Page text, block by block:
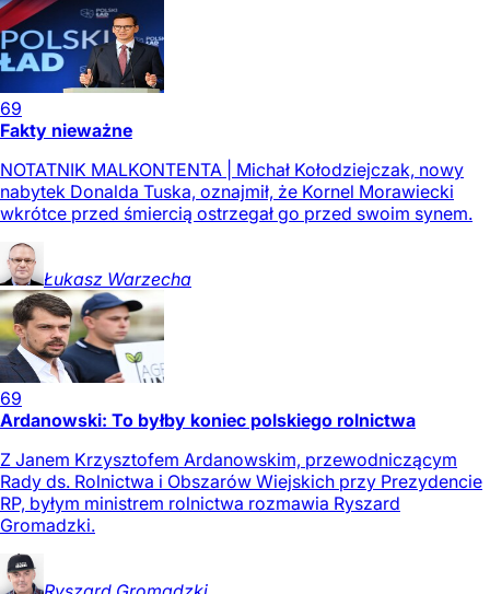
69
Fakty nieważne
NOTATNIK MALKONTENTA | Michał Kołodziejczak, nowy
nabytek Donalda Tuska, oznajmił, że Kornel Morawiecki
wkrótce przed śmiercią ostrzegał go przed swoim synem.
Łukasz Warzecha
69
Ardanowski: To byłby koniec polskiego rolnictwa
Z Janem Krzysztofem Ardanowskim, przewodniczącym
Rady ds. Rolnictwa i Obszarów Wiejskich przy Prezydencie
RP, byłym ministrem rolnictwa rozmawia Ryszard
Gromadzki.